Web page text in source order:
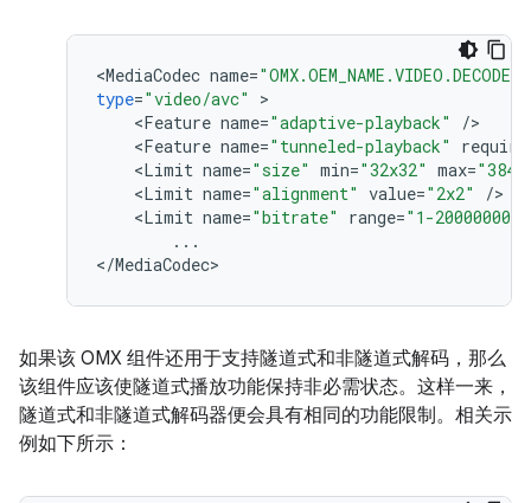
<MediaCodec name=
type="video/avc"
<Feature name="adaptive-playback" /
<Feature name="tunneled-playback"
<Limit name="size" min="32x32" max=
<Limit name="alignment" value="2x2" /
<Limit name="bitrate" range="1-20000000"
...
</MediaCodec
如果该 OMX 组件还用于支持隧道式和非隧道式解码，那么
该组件应该使隧道式播放功能保持非必需状态。这样一来，
隧道式和非隧道式解码器便会具有相同的功能限制。相关示
例如下所示：